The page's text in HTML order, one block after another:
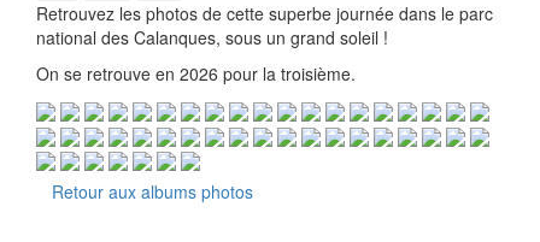
Retrouvez les photos de cette superbe journée dans le parc
national des Calanques, sous un grand soleil !
On se retrouve en 2026 pour la troisième.
Retour aux albums photos